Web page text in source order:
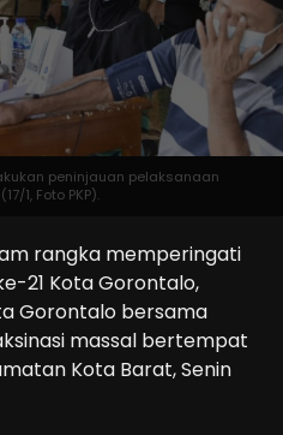
peninjauan pelaksanaan
1, Foto PKP).
rangka memperingati
21 Kota Gorontalo,
Gorontalo bersama
massal bertempat
Kota Barat, Senin